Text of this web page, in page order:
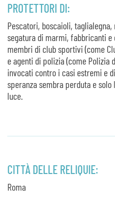
PROTETTORI DI:
Pescatori, boscaioli,
segatura di marmi, fabbricanti
membri di club sportivi (come
e agenti di polizia (come Polizia
invocati contro i casi estremi e
speranza sembra perduta e
luce.
CITTÀ DELLE RELIQUIE:
Roma